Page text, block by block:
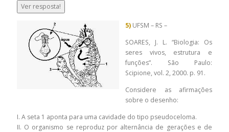
Ver resposta!
5) UFSM – RS –
SOARES, J. L. “Biologia: Os
seres vivos, estrutura e
funções”. São Paulo:
Scipione, vol. 2, 2000. p. 91.
Considere as afirmações
sobre o desenho:
I. A seta 1 aponta para uma cavidade do tipo pseudoceloma.
II. O organismo se reproduz por alternância de gerações e de